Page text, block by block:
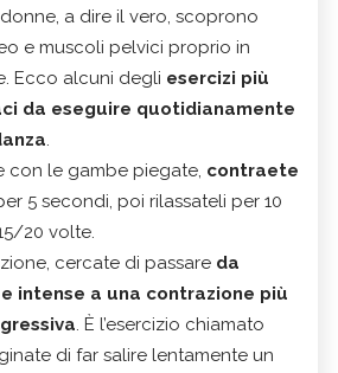
a dire il vero, scoprono
e muscoli pelvici proprio in
Ecco alcuni degli esercizi più
da eseguire quotidianamente
.
con le gambe piegate, contraete
5 secondi, poi rilassateli per 10
20 volte.
cercate di passare da
intense a una contrazione più
. È l’esercizio chiamato
di far salire lentamente un